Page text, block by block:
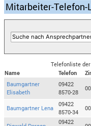
Mitarbeiter-Telefon-
Telefonliste
Name
Telefon
Baumgartner
Elisabeth
09422
8570-28
Baumgartner Lena
09422
8570-34
09422